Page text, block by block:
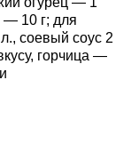
— 10 г; для
соевый соус 2
горчица —